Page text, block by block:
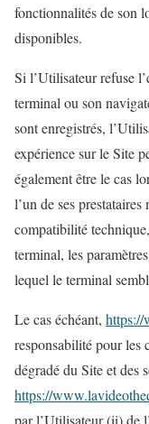
fonctionnalités de son
disponibles.
Si l’Utilisateur refuse
terminal ou son
sont enregistrés,
expérience sur le Site
également être le cas
l’un de ses
compatibilité
terminal, les
lequel le terminal
Le cas échéant, https://
responsabilité pour les
dégradé du Site et des
https://
par l’Utilisateur (ii) de